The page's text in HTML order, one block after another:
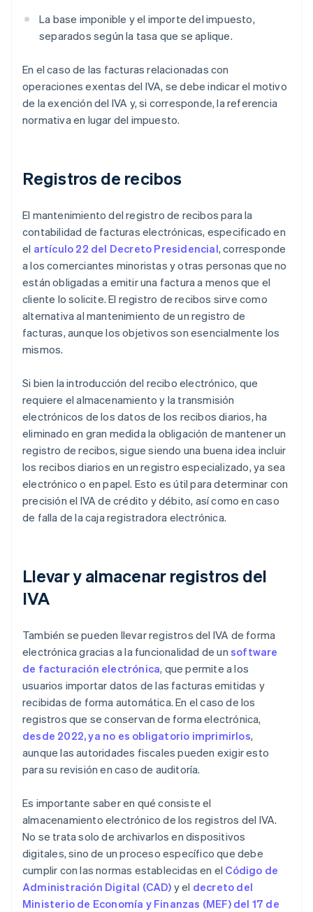
La base imponible y el importe del impuesto,
separados según la tasa que se aplique.
En el caso de las facturas relacionadas con
operaciones exentas del IVA, se debe indicar el motivo
de la exención del IVA y, si corresponde, la referencia
normativa en lugar del impuesto.
Registros de recibos
El mantenimiento del registro de recibos para la
contabilidad de facturas electrónicas, especificado en
el artículo 22 del Decreto Presidencial, corresponde
a los comerciantes minoristas y otras personas que no
están obligadas a emitir una factura a menos que el
cliente lo solicite. El registro de recibos sirve como
alternativa al mantenimiento de un registro de
facturas, aunque los objetivos son esencialmente los
mismos.
Si bien la introducción del recibo electrónico, que
requiere el almacenamiento y la transmisión
electrónicos de los datos de los recibos diarios, ha
eliminado en gran medida la obligación de mantener un
registro de recibos, sigue siendo una buena idea incluir
los recibos diarios en un registro especializado, ya sea
electrónico o en papel. Esto es útil para determinar con
precisión el IVA de crédito y débito, así como en caso
de falla de la caja registradora electrónica.
Llevar y almacenar registros del
IVA
También se pueden llevar registros del IVA de forma
electrónica gracias a la funcionalidad de un software
de facturación electrónica, que permite a los
usuarios importar datos de las facturas emitidas y
recibidas de forma automática. En el caso de los
registros que se conservan de forma electrónica,
desde 2022, ya no es obligatorio imprimirlos,
aunque las autoridades fiscales pueden exigir esto
para su revisión en caso de auditoría.
Es importante saber en qué consiste el
almacenamiento electrónico de los registros del IVA.
No se trata solo de archivarlos en dispositivos
digitales, sino de un proceso específico que debe
cumplir con las normas establecidas en el Código de
Administración Digital (CAD) y el decreto del
Ministerio de Economía y Finanzas (MEF) del 17 de